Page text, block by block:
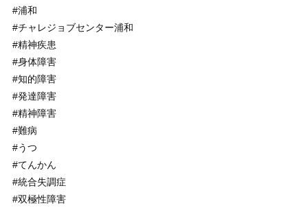
#浦和
#チャレジョブセンター浦和
#精神疾患
#身体障害
#知的障害
#発達障害
#精神障害
#難病
#うつ
#てんかん
#統合失調症
#双極性障害